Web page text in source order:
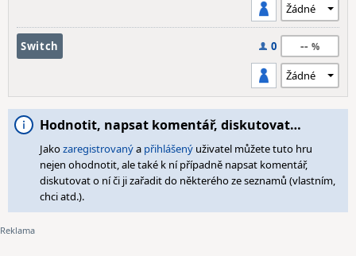
Switch 0 --
Hodnotit, napsat komentář, diskutovat…
Jakozaregistrovanýa přihlášený uživatel můžete tuto hru
nejen ohodnotit, ale také k ní případně napsat komentář,
diskutovat o ní či ji zařadit do některého ze seznamů (vlastním,
chci atd.).